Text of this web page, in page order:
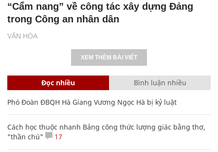
VĂN HÓA
“Cẩm nang” về công tác xây dựng Đảng
trong Công an nhân dân
XEM THÊM BÀI VIẾT
Đọc nhiều Bình luận nhiều
Phó Đoàn ĐBQH Hà Giang Vương Ngọc Hà bị kỷ luật
Cách học thuộc nhanh Bảng công thức lượng giác bằng thơ,
"thần chú"
17